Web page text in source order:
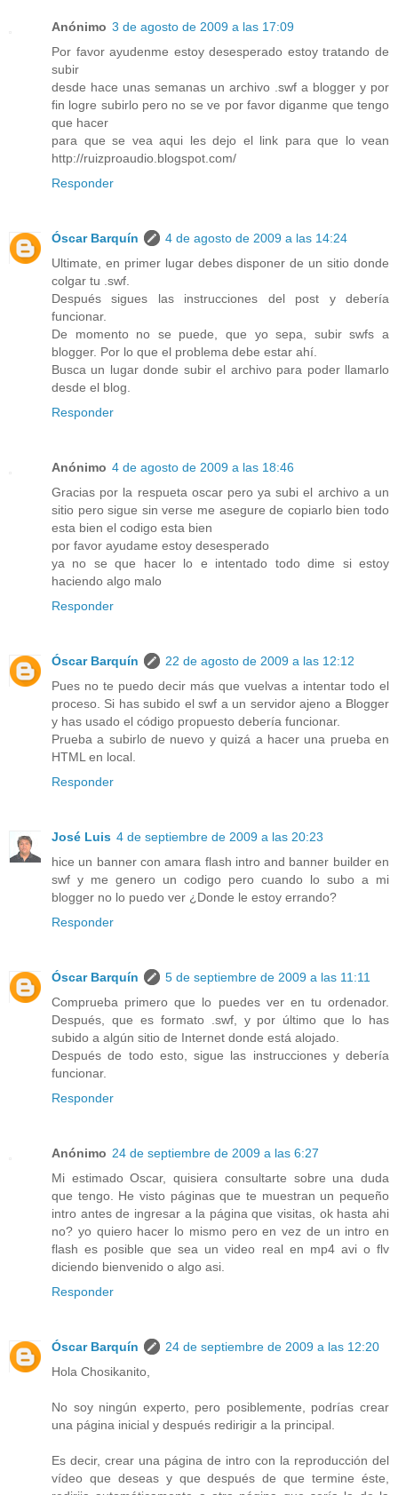
Anónimo 3 de agosto de 2009 a las 17:09
Por favor ayudenme estoy desesperado estoy tratando de
subir
desde hace unas semanas un archivo .swf a blogger y por
fin logre subirlo pero no se ve por favor diganme que tengo
que hacer
para que se vea aqui les dejo el link para que lo vean
http://ruizproaudio.blogspot.com/
Responder
Óscar Barquín
4 de agosto de 2009 a las 14:24
Ultimate, en primer lugar debes disponer de un sitio donde
colgar tu .swf.
Después sigues las instrucciones del post y debería
funcionar.
De momento no se puede, que yo sepa, subir swfs a
blogger. Por lo que el problema debe estar ahí.
Busca un lugar donde subir el archivo para poder llamarlo
desde el blog.
Responder
Anónimo 4 de agosto de 2009 a las 18:46
Gracias por la respueta oscar pero ya subi el archivo a un
sitio pero sigue sin verse me asegure de copiarlo bien todo
esta bien el codigo esta bien
por favor ayudame estoy desesperado
ya no se que hacer lo e intentado todo dime si estoy
haciendo algo malo
Responder
Óscar Barquín
22 de agosto de 2009 a las 12:12
Pues no te puedo decir más que vuelvas a intentar todo el
proceso. Si has subido el swf a un servidor ajeno a Blogger
y has usado el código propuesto debería funcionar.
Prueba a subirlo de nuevo y quizá a hacer una prueba en
HTML en local.
Responder
José Luis 4 de septiembre de 2009 a las 20:23
hice un banner con amara flash intro and banner builder en
swf y me genero un codigo pero cuando lo subo a mi
blogger no lo puedo ver ¿Donde le estoy errando?
Responder
Óscar Barquín
5 de septiembre de 2009 a las 11:11
Comprueba primero que lo puedes ver en tu ordenador.
Después, que es formato .swf, y por último que lo has
subido a algún sitio de Internet donde está alojado.
Después de todo esto, sigue las instrucciones y debería
funcionar.
Responder
Anónimo 24 de septiembre de 2009 a las 6:27
Mi estimado Oscar, quisiera consultarte sobre una duda
que tengo. He visto páginas que te muestran un pequeño
intro antes de ingresar a la página que visitas, ok hasta ahi
no? yo quiero hacer lo mismo pero en vez de un intro en
flash es posible que sea un video real en mp4 avi o flv
diciendo bienvenido o algo asi.
Responder
Óscar Barquín
24 de septiembre de 2009 a las 12:20
Hola Chosikanito,
No soy ningún experto, pero posiblemente, podrías crear
una página inicial y después redirigir a la principal.
Es decir, crear una página de intro con la reproducción del
vídeo que deseas y que después de que termine éste,